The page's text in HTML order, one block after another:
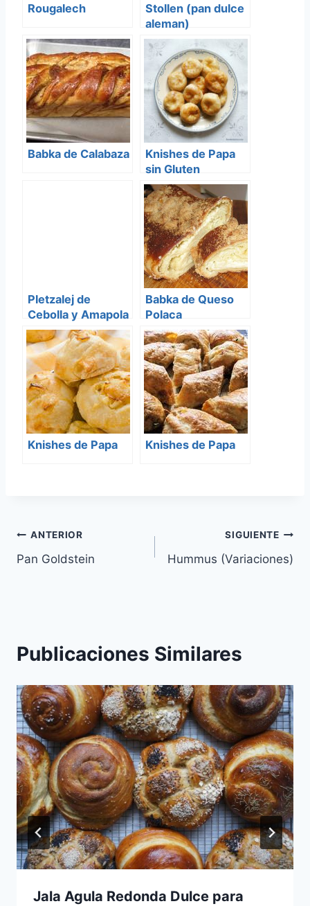
Rougalech
Stollen (pan dulce
aleman)
Babka de Calabaza
Knishes de Papa
sin Gluten
Pletzalej de
Cebolla y Amapola
Babka de Queso
Polaca
Knishes de Papa Knishes de Papa
Navegación
de
ANTERIOR
Pan Goldstein
SIGUIENTE
Hummus (Variaciones)
Publicaciones Similares
Jala Agula Redonda Dulce para